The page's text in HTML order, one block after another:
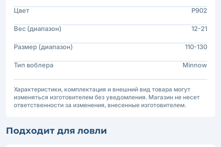
Цвет P902
Вес (диапазон) 12-21
Размер (диапазон) 110-130
Тип воблера Minnow
Характеристики, комплектация и внешний вид товара могут
изменяться изготовителем без уведомления. Магазин не несет
ответственности за изменения, внесенные изготовителем.
Подходит для ловли